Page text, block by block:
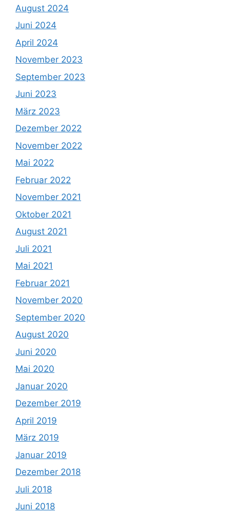
August 2024
Juni 2024
April 2024
November 2023
September 2023
Juni 2023
März 2023
Dezember 2022
November 2022
Mai 2022
Februar 2022
November 2021
Oktober 2021
August 2021
Juli 2021
Mai 2021
Februar 2021
November 2020
September 2020
August 2020
Juni 2020
Mai 2020
Januar 2020
Dezember 2019
April 2019
März 2019
Januar 2019
Dezember 2018
Juli 2018
Juni 2018